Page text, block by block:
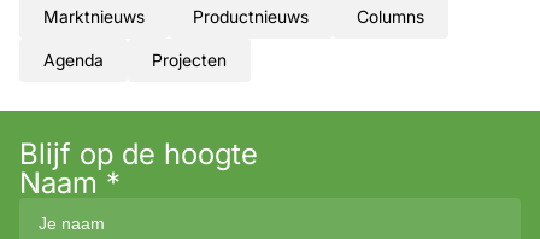
Marktnieuws Productnieuws Columns
Agenda Projecten
Blijf op de hoogte
Naam *